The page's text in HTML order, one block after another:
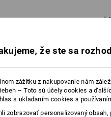
od
že ste sa
zážitku z nakupovanie nám
– Toto sú účely cookies a
s ukladaním cookies a
zobrazovať personalizovaný